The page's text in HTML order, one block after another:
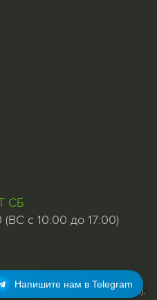
СБ
(ВС с 10:00 до 17:00)
- 5 квартал, дом 25, 1 этаж со
96 отделения связи (почта).
Напишите нам в Telegram